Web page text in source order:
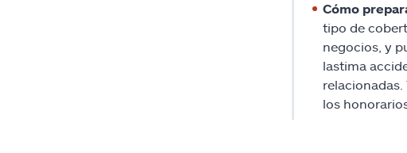
Cómo
tipo de
negocios, y
lastima
los